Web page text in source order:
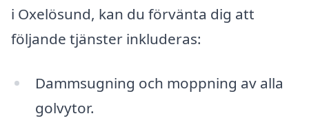
i Oxelösund, kan du förvänta dig att
följande tjänster inkluderas:
Dammsugning och moppning av alla
golvytor.